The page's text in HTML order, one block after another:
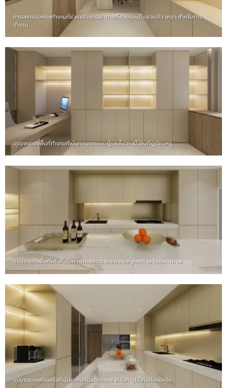
การออกแบบห้องทำงานที่ช่วยสร้างบรรยากาศที่สงบและเป็นส่วนตัว เหมาะสำหรับการ
ทำงาน
มุมมองของพื้นที่ทำงานที่เน้นการออกแบบตู้และชั้นวางบิ้วอินที่ดูเรียบหรู
มุมมองของพื้นที่ครัวที่เน้นความสะอาดตาและความหรูหราด้วยวัสดุคุณภาพ
มุมมองของห้องครัวที่เน้นความทันสมัยและฟังก์ชันการใช้งานที่ครบครัน